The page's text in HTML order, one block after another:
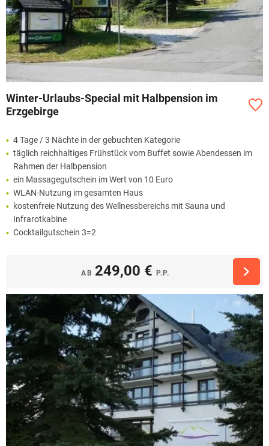
Winter-Urlaubs-Special mit Halbpension im
Erzgebirge
4 Tage / 3 Nächte in der gebuchten Kategorie
täglich reichhaltiges Frühstück vom Buffet sowie Abendessen im
Rahmen der Halbpension
ein Massagegutschein im Wert von 10 Euro
WLAN-Nutzung im gesamten Haus
kostenfreie Nutzung des Wellnessbereichs mit Sauna und
Infrarotkabine
Cocktailgutschein 3=2
AB 249,00 € P.P.